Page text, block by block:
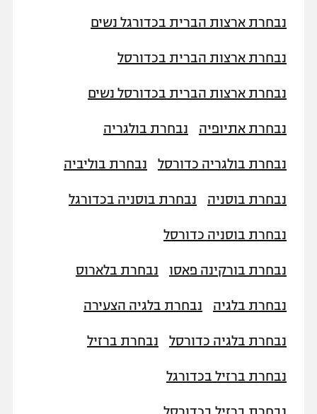
נבחרת ארצות הברית בכדורגל נשים
נבחרת ארצות הברית בכדורסל
נבחרת ארצות הברית בכדורסל נשים
נבחרת אתיופיה נבחרת בולגריה
נבחרת בולגריה כדורסל נבחרת בוליביה
נבחרת בוסניה נבחרת בוסניה בכדורגל
נבחרת בוסניה כדורסל
נבחרת בורקינה פאסו נבחרת בלארוס
נבחרת בלגיה נבחרת בלגיה הצעירה
נבחרת בלגיה כדורסל נבחרת ברזיל
נבחרת ברזיל בכדורגל